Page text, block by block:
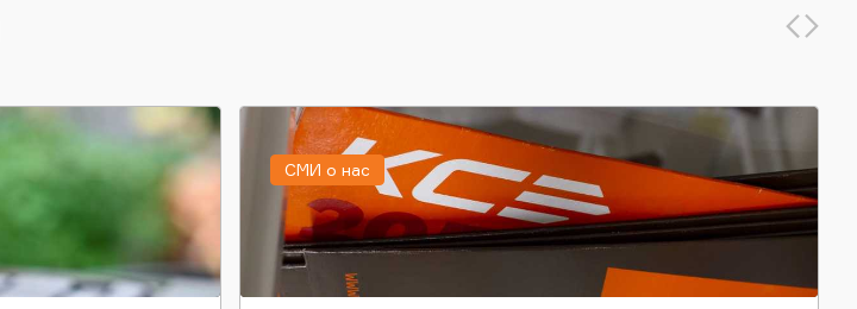
СМИ о нас